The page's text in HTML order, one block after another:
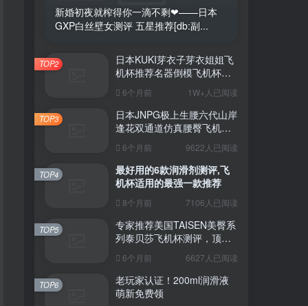
新婚初夜就榨得你一滴不剩❤——日本
GXP白丝壁女测评 五星推荐[db:副...
日本KUKI芽衣子芽衣姐姐飞
机杯推荐名器倒模飞机杯测
6个月前 1W+人已阅读
TOP2
日本JNPG极上生腰六代山岸
逢花双通道仿真腰臀飞机杯
致真实感的资深玩家
6个月前 9622人已阅读
TOP3
最好用的6款润滑剂测评,飞
机杯适用的最强一款推荐
8个月前 7106人已阅读
TOP4
专家推荐美国TAISEN美臀系
列泰贝莎飞机杯测评，顶级
6个月前 6627人已阅读
TOP5
老玩家认证！200ml润滑液
萌新免费领
TOP6